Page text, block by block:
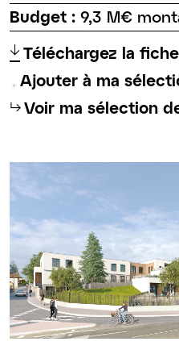
Budget : 9,3 M€
↑ Téléchargez la
Ajouter à ma
⮡Voir ma sélection